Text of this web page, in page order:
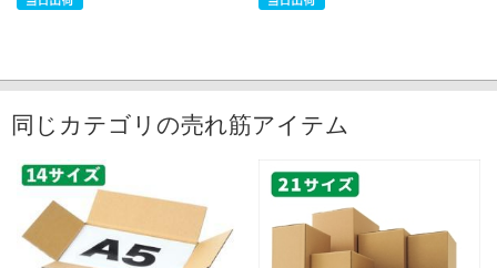
同じカテゴリの売れ筋アイテム